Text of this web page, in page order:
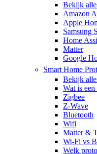
Bekijk
Amazon
Apple
Samsung
Home
Matter
Google
Smart Home
Bekijk
Wat is
Zigbee
Z-Wave
Bluetooth
Wifi
Matter &
Wi-Fi vs
Welk